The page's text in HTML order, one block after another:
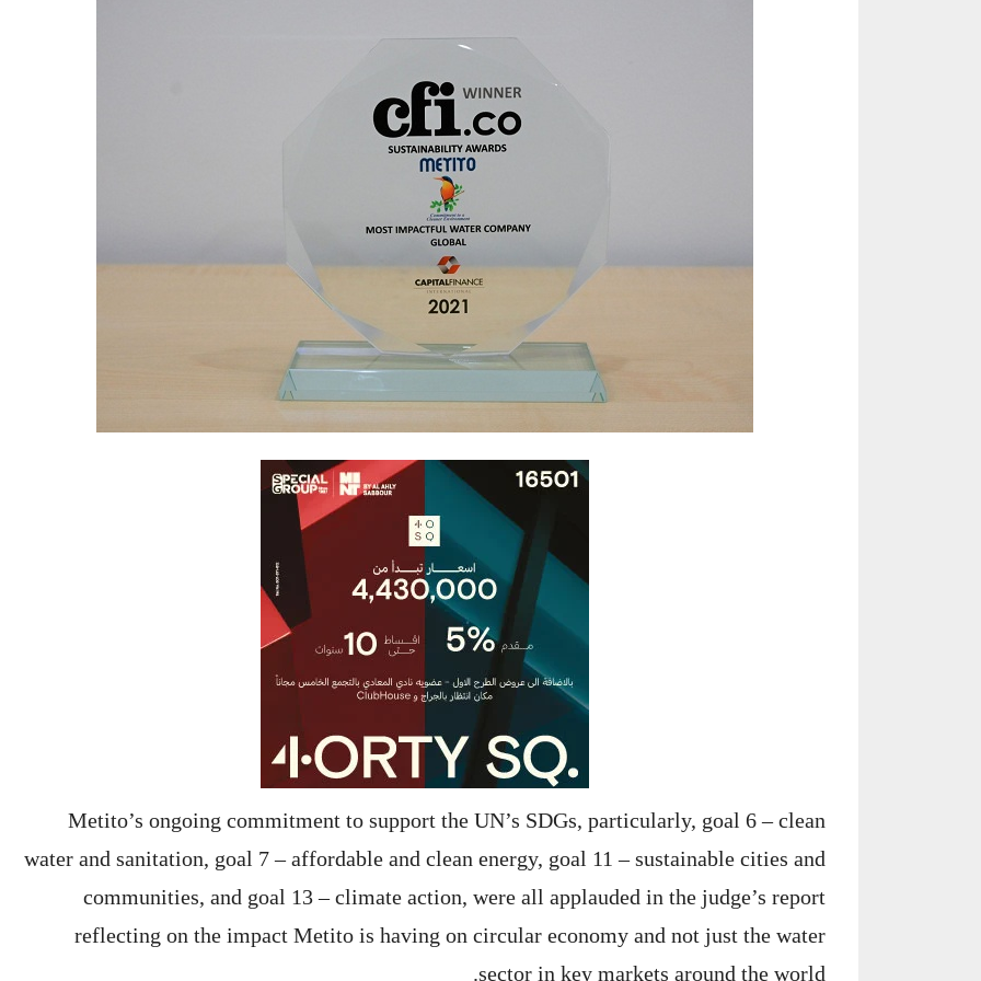
Metito’s ongoing commitment to support the UN’s SDGs, particularly, goal 6 – clean
water and sanitation, goal 7 – affordable and clean energy, goal 11 – sustainable cities and
communities, and goal 13 – climate action, were all applauded in the judge’s report
reflecting on the impact Metito is having on circular economy and not just the water
sector in key markets around the world.